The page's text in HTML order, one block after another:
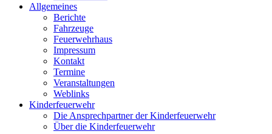
Allgemeines
Berichte
Fahrzeuge
Feuerwehrhaus
Impressum
Kontakt
Termine
Veranstaltungen
Weblinks
Kinderfeuerwehr
Die Ansprechpartner der Kinderfeuerwehr
Über die Kinderfeuerwehr